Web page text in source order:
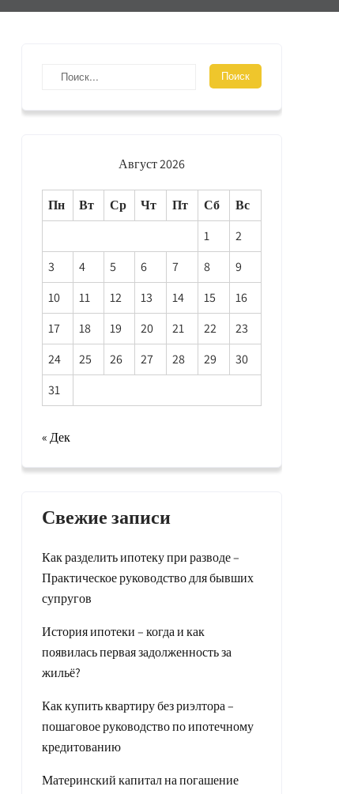
Август 2026
Пн Вт Ср Чт Пт Сб
Вс
1
2
3
4 5 6 7 8
9
10
11 12 13 14 15
16
17
18 19 20 21 22
23
24
25 26 27 28 29
30
31
« Дек
Свежие записи
Как разделить ипотеку при разводе –
Практическое руководство для бывших
супругов
История ипотеки – когда и как
появилась первая задолженность за
жильё?
Как купить квартиру без риэлтора –
пошаговое руководство по ипотечному
кредитованию
Материнский капитал на погашение